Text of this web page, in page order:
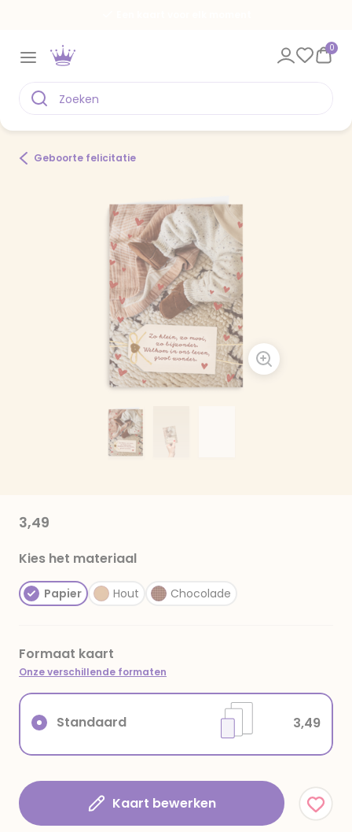
0
Geboorte felicitatie
3,49
Kies het materiaal
Papier Hout Chocolade
Formaat kaart
Onze verschillende formaten
Standaard 3,49
Kaart bewerken